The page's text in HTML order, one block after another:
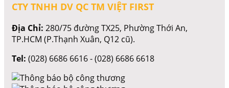
CTY TNHH DV QC TM VIỆT FIRST
Địa Chỉ: 280/75 đường TX25, Phường Thới An,
TP.HCM (P.Thạnh Xuân, Q12 cũ).
Tel: (028) 6686 6616 - (028) 6686 6618